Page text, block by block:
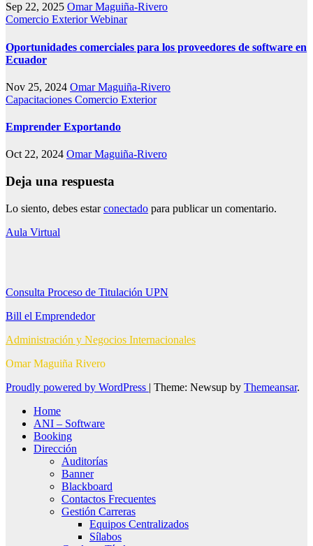
Sep 22, 2025 Omar Maguiña-Rivero
Comercio ExteriorWebinar
Oportunidades comerciales para los proveedores de software en
Ecuador
Nov 25, 2024 Omar Maguiña-Rivero
Capacitaciones Comercio Exterior
Emprender Exportando
Oct 22, 2024 Omar Maguiña-Rivero
Deja una respuesta
Lo siento, debes estarconectado para publicar un comentario.
Aula Virtual
Consulta Proceso de Titulación UPN
Bill el Emprendedor
Administración y Negocios Internacionales
Omar Maguiña Rivero
Proudly powered by WordPress | Theme: Newsup by Themeansar.
Home
ANI – Software
Booking
Dirección
Auditorías
Banner
Blackboard
Contactos Frecuentes
Gestión Carreras
Equipos Centralizados
Sílabos